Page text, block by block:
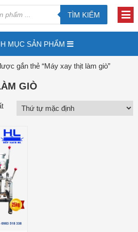
TÌM KIẾM
MỤC SẢN PHẨM
gắn thẻ “Máy xay thịt làm giò”
GIÒ